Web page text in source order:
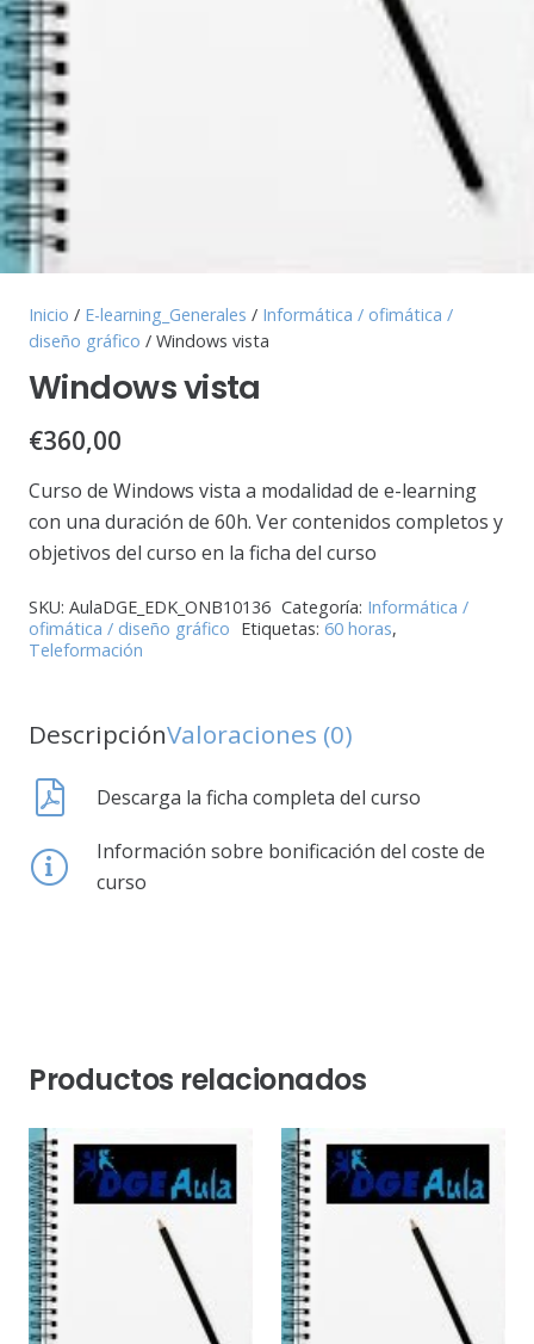
Inicio / E-learning_Generales / Informática / ofimática /
diseño gráfico / Windows vista
Windows vista
€360,00
Curso de Windows vista a modalidad de e-learning
con una duración de 60h. Ver contenidos completos y
objetivos del curso en la ficha del curso
SKU: AulaDGE_EDK_ONB10136 Categoría: Informática /
ofimática / diseño gráfico Etiquetas: 60 horas,
Teleformación
DescripciónValoraciones (0)
Descarga la ficha completa del curso
Información sobre bonificación del coste de
curso
Productos relacionados